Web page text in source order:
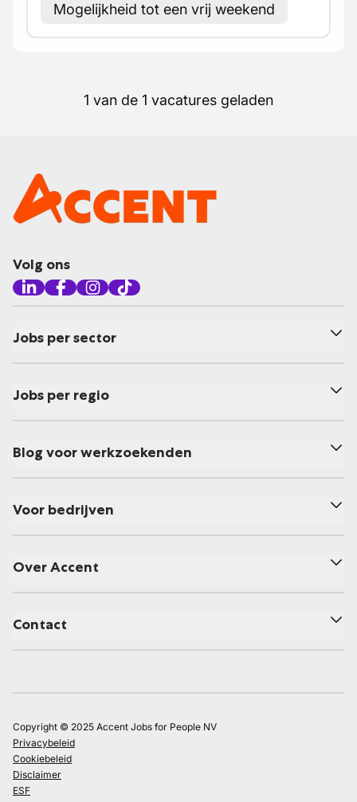
Mogelijkheid tot een vrij weekend
1 van de 1 vacatures geladen
Volg ons
Jobs per sector
Jobs per regio
Blog voor werkzoekenden
Voor bedrijven
Over Accent
Contact
Copyright © 2025 Accent Jobs for People NV
Privacybeleid
Cookiebeleid
Disclaimer
ESF